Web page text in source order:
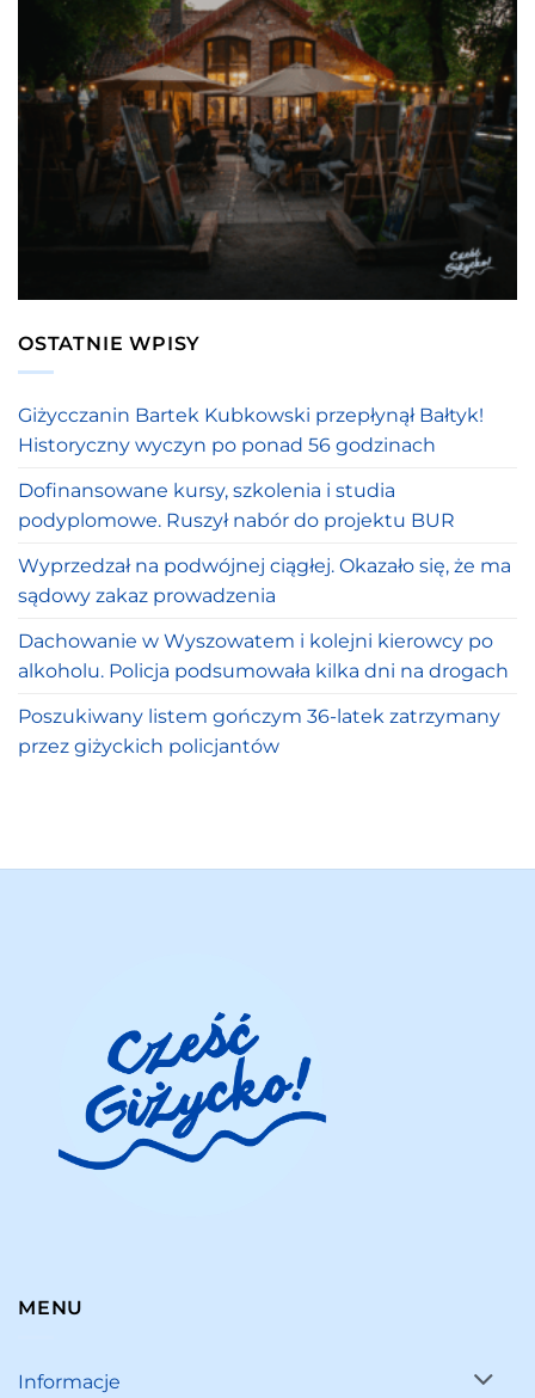
OSTATNIE WPISY
Giżycczanin Bartek Kubkowski przepłynął Bałtyk!
Historyczny wyczyn po ponad 56 godzinach
Dofinansowane kursy, szkolenia i studia
podyplomowe. Ruszył nabór do projektu BUR
Wyprzedzał na podwójnej ciągłej. Okazało się, że ma
sądowy zakaz prowadzenia
Dachowanie w Wyszowatem i kolejni kierowcy po
alkoholu. Policja podsumowała kilka dni na drogach
Poszukiwany listem gończym 36-latek zatrzymany
przez giżyckich policjantów
MENU
Informacje